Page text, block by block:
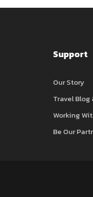
Support
Our Story
Travel Blog
Working
Be Our